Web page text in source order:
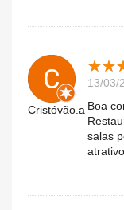
Cristóvão.a
★★
★★
13/03/
Boa
salas